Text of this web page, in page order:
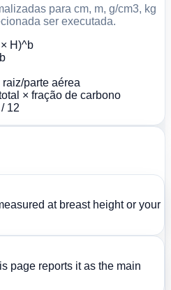
para cm, m, g/cm3, kg
ser executada.
H)^b
parte aérea
× fração de carbono
12
at breast height or your
page reports it as the main